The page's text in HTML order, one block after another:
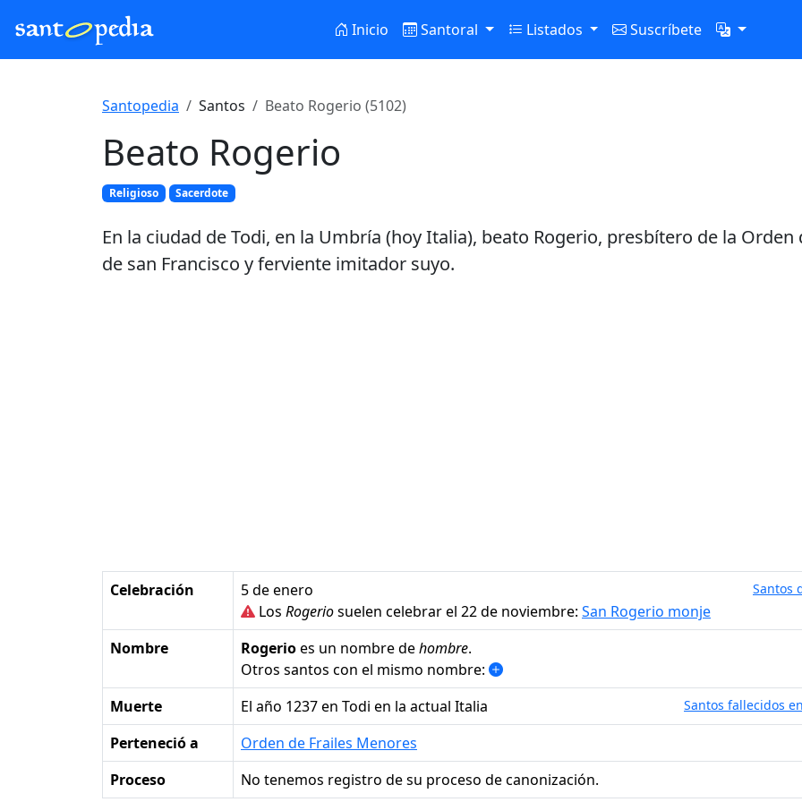
Inicio Santoral Listados Suscríbete
Santopedia Santos Beato Rogerio (5102)
Beato Rogerio
Religioso Sacerdote
En la ciudad de Todi, en la Umbría (hoy Italia), beato Rogerio, presbítero de la
de san Francisco y ferviente imitador suyo.
Celebración 5 de enero Santos
Los Rogeriosuelen celebrar el 22 de noviembre: San Rogerio monje
Nombre
Rogerioes un nombre dehombre.
Otros santos con el mismo nombre:
Muerte
el año 1237 en Todi en la actual Italia Santos fallecidos
Perteneció a
Orden de Frailes Menores
Proceso
No tenemos registro de su proceso de canonización.